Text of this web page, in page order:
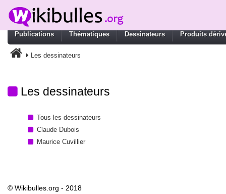
Publications Thématiques Dessinateurs Produits
Les dessinateurs
Les dessinateurs
Tous les dessinateurs
Claude Dubois
Maurice Cuvillier
© Wikibulles.org - 2018